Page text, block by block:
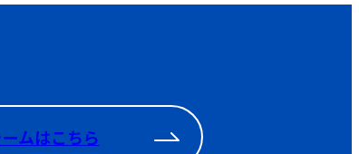
ムはこちら